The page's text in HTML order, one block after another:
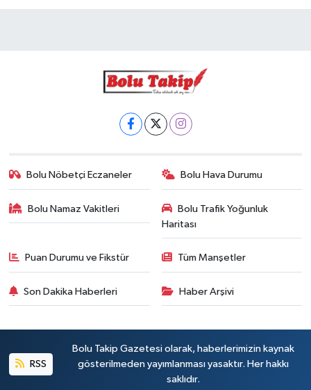
Bolu Nöbetçi Eczaneler Bolu Hava Durumu
Bolu Namaz Vakitleri
Bolu Trafik Yoğunluk
Haritası
Puan Durumu ve Fikstür Tüm Manşetler
Son Dakika Haberleri Haber Arşivi
RSS
Bolu Takip Gazetesi olarak, haberlerimizin kaynak
gösterilmeden yayımlanması yasaktır. Her hakkı
saklıdır.